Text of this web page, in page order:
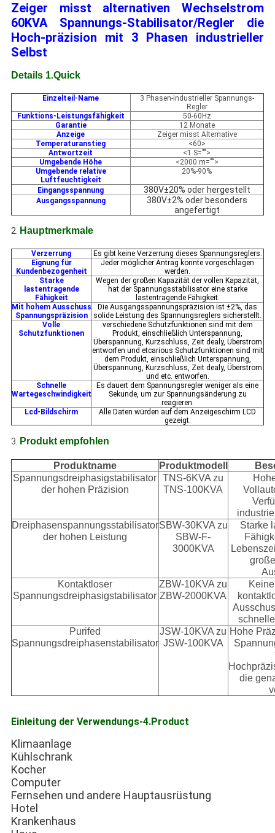
Zeiger misst alternativen Wechselstrom
60KVA Spannungs-Stabilisator/Regler die
Hoch-präzision mit 3 Phasen industrieller
Selbst
Details 1.Quick
Einzelteil-Name
3 Phasen-industrieller Spannungs-
Regler
Funktions-Leistungsfähigkeit
50-60Hz
Garantie
12 Monate
Anzeige
Zeiger misst Alternative
Temperaturanstieg
<60>
Antwortzeit
<1 S="">
Umgebende Höhe
<2000 m="">
Umgebende relative
Luftfeuchtigkeit
20%-90%
Eingangsspannung 380V±20% oder hergestellt
Ausgangsspannung
380V±2% oder besonders
angefertigt
2. Hauptmerkmale
Verzerrung
Es gibt keine Verzerrung dieses Spannungsreglers.
Eignung für
Kundenbezogenheit
Jeder möglicher Antrag konnte vorgeschlagen
werden.
Starke
lastentragende
Fähigkeit
Wegen der großen Kapazität der vollen Kapazität,
hat der Spannungsstabilisator eine starke
lastentragende Fähigkeit.
Mit hohem Ausschuss
Spannungspräzision
Die Ausgangsspannungspräzision ist ±2%, das
solide Leistung des Spannungsreglers sicherstellt.
Volle
Schutzfunktionen
verschiedene Schutzfunktionen sind mit dem
Produkt, einschließlich Unterspannung,
Überspannung, Kurzschluss, Zeit dealy, Überstrom
entworfen und etcarious Schutzfunktionen sind mit
dem Produkt, einschließlich Unterspannung,
Überspannung, Kurzschluss, Zeit dealy, Überstrom
und etc. entworfen.
Schnelle
Wartegeschwindigkeit
Es dauert dem Spannungsregler weniger als eine
Sekunde, um zur Spannungsänderung zu
reagieren.
Lcd-Bildschirm
Alle Daten würden auf dem Anzeigeschirm LCD
gezeigt.
3. Produkt empfohlen
Produktname Produktmodell
Spannungsdreiphasigstabilisator
der hohen Präzision
TNS-6KVA zu
TNS-100KVA
Dreiphasenspannungsstabilisator
der hohen Leistung
SBW-30KVA zu
SBW-F-
3000KVA
Starke
Kontaktloser
Spannungsdreiphasigstabilisator
ZBW-10KVA zu
ZBW-2000KVA
Purifed
Spannungsdreiphasenstabilisator
JSW-10KVA zu
JSW-100KVA
Hohe
die
Einleitung der Verwendungs-4.Product
Klimaanlage
Kühlschrank
Kocher
Computer
Fernsehen und andere Hauptausrüstung
Hotel
Krankenhaus